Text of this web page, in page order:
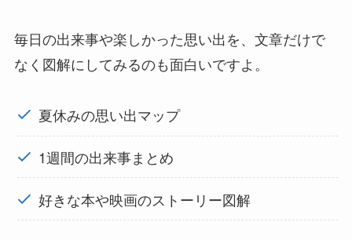
毎日の出来事や楽しかった思い出を、文章だけで
なく図解にしてみるのも面白いですよ。
夏休みの思い出マップ
1週間の出来事まとめ
好きな本や映画のストーリー図解